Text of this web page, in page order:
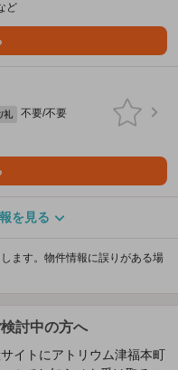
ど
礼
不要/不要
を見る
ます。物件情報に誤りがある場
討中の方へ
イトにアトリウム津福本町